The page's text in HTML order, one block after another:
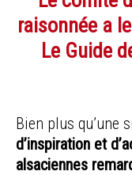
raisonnée a
Le Guide
Bien plus qu’une
d’inspiration et
alsaciennes